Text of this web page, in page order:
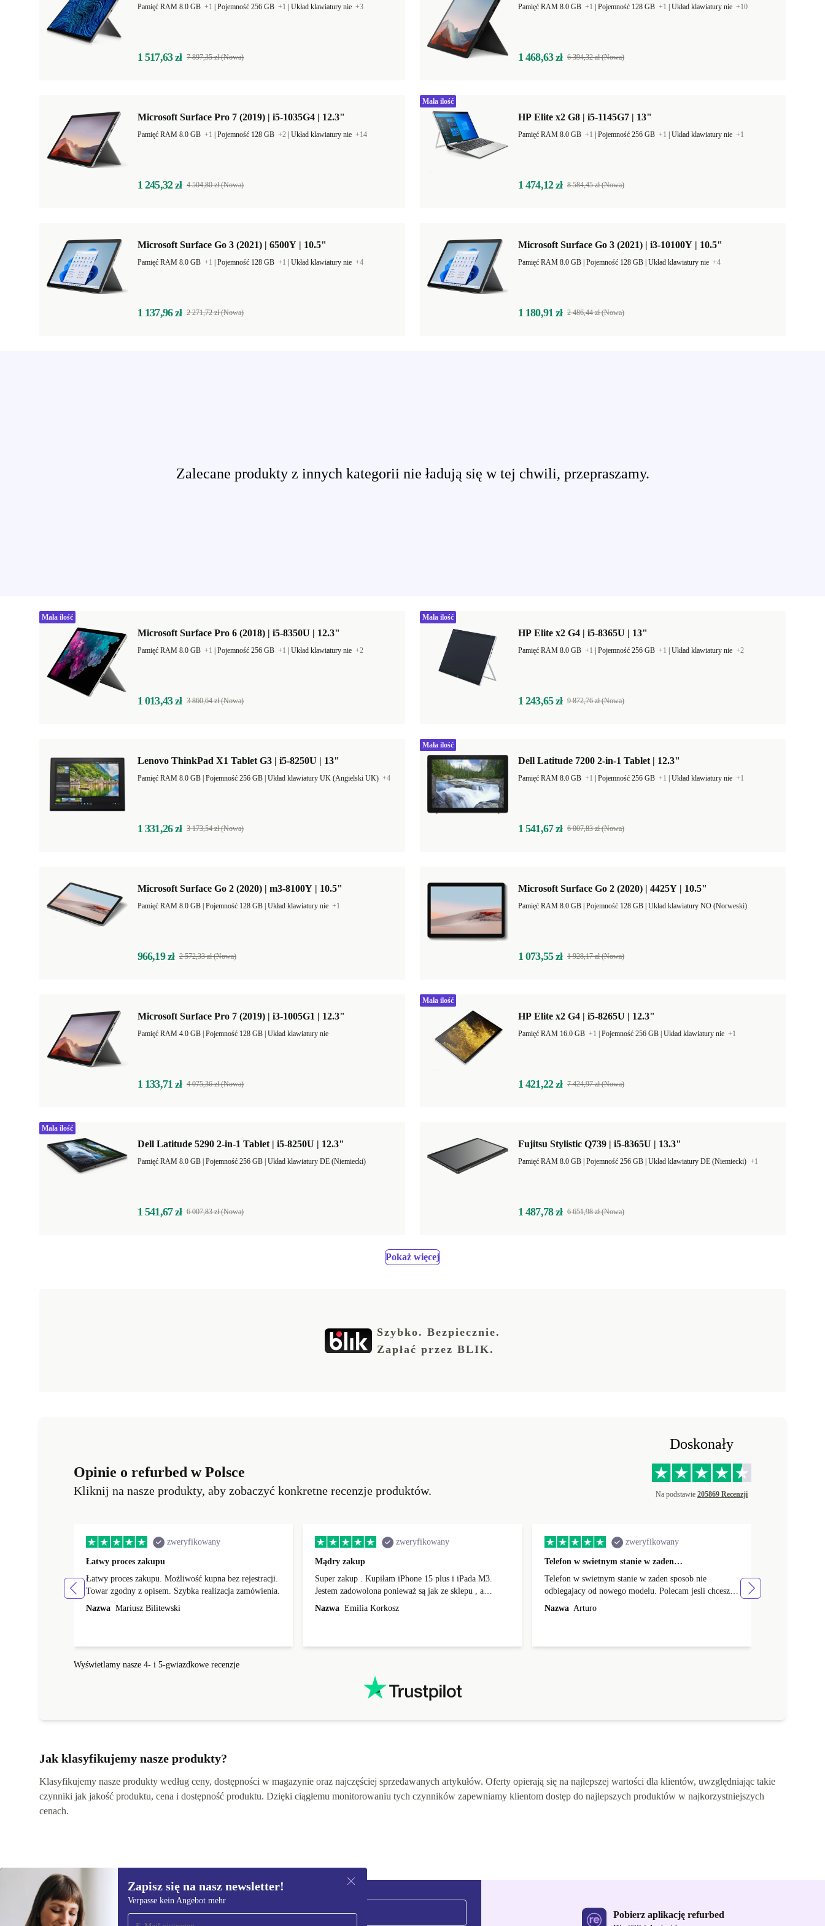
Pamięć RAM 8.0 GB +1 Pojemność 256 GB +1 Układ klawiatury nie +3
1 517,63 zł 7 897,35 zł (Nowa)
Pamięć RAM 8.0 GB +1 Pojemność 128 GB +1 Układ klawiatury nie +10
1 468,63 zł 6 394,32 zł (Nowa)
Microsoft Surface Pro 7 (2019) | i5-1035G4 | 12.3"
Pamięć RAM 8.0 GB +1 Pojemność 128 GB +2 Układ klawiatury nie +14
1 245,32 zł 4 504,80 zł (Nowa)
HP Elite x2 G8 | i5-1145G7 | 13"
Pamięć RAM 8.0 GB +1 Pojemność 256 GB +1 Układ klawiatury nie +1
1 474,12 zł 8 584,45 zł (Nowa)
Mała ilość
Microsoft Surface Go 3 (2021) | 6500Y | 10.5"
Pamięć RAM 8.0 GB +1 Pojemność 128 GB +1 Układ klawiatury nie +4
1 137,96 zł 2 271,72 zł (Nowa)
Microsoft Surface Go 3 (2021) | i3-10100Y | 10.5"
Układ klawiatury nie +4
1 180,91 zł 2 486,44 zł (Nowa)
Zalecane produkty z innych kategorii nie ładują się w tej chwili, przepraszamy.
Microsoft Surface Pro 6 (2018) | i5-8350U | 12.3"
Pamięć RAM 8.0 GB +1 Pojemność 256 GB +1 Układ klawiatury nie +2
1 013,43 zł 3 860,64 zł (Nowa)
Mała ilość
HP Elite x2 G4 | i5-8365U | 13"
Pamięć RAM 8.0 GB +1 Pojemność 256 GB +1 Układ klawiatury nie +2
1 243,65 zł 9 872,76 zł (Nowa)
Mała ilość
Lenovo ThinkPad X1 Tablet G3 | i5-8250U | 13"
Układ klawiatury UK (Angielski UK) +4
1 331,26 zł 3 173,54 zł (Nowa)
Dell Latitude 7200 2-in-1 Tablet | 12.3"
Pamięć RAM 8.0 GB +1 Pojemność 256 GB +1 Układ klawiatury nie +1
1 541,67 zł 6 007,83 zł (Nowa)
Mała ilość
Microsoft Surface Go 2 (2020) | m3-8100Y | 10.5"
Układ klawiatury nie +1
966,19 zł 2 572,33 zł (Nowa)
Microsoft Surface Go 2 (2020) | 4425Y | 10.5"
Układ klawiatury NO (Norweski)
1 073,55 zł 1 928,17 zł (Nowa)
Microsoft Surface Pro 7 (2019) | i3-1005G1 | 12.3"
Układ klawiatury nie
1 133,71 zł 4 075,36 zł (Nowa)
HP Elite x2 G4 | i5-8265U | 12.3"
Pamięć RAM 16.0 GB +1 Układ klawiatury nie +1
1 421,22 zł 7 424,97 zł (Nowa)
Mała ilość
Dell Latitude 5290 2-in-1 Tablet | i5-8250U | 12.3"
Układ klawiatury DE (Niemiecki)
1 541,67 zł 6 007,83 zł (Nowa)
Mała ilość
Fujitsu Stylistic Q739 | i5-8365U | 13.3"
Układ klawiatury DE (Niemiecki) +1
1 487,78 zł 6 651,98 zł (Nowa)
Pokaż więcej
Szybko. Bezpiecznie.
Zapłać przez BLIK.
Opinie o refurbed w Polsce
Kliknij na nasze produkty, aby zobaczyć konkretne recenzje produktów.
Doskonały
Na podstawie 205869 Recenzji
zweryfikowany
Łatwy proces zakupu
Łatwy proces zakupu. Możliwość kupna bez rejestracji.
Towar zgodny z opisem. Szybka realizacja zamówienia.
Nazwa Mariusz Bilitewski
zweryfikowany
Mądry zakup
Super zakup . Kupiłam iPhone 15 plus i iPada M3.
Jestem zadowolona ponieważ są jak ze sklepu , a
zaoszczędziłam trochę pieniędzy. Szybka wysyłka ,
Nazwa Emilia Korkosz
zweryfikowany
Telefon w swietnym stanie w zaden…
Telefon w swietnym stanie w zaden sposob nie
odbiegajacy od nowego modelu. Polecam jesli chcesz
miec telefon w doskonalym stanie nie przeplacajac
Nazwa Arturo
Wyświetlamy nasze 4- i 5-gwiazdkowe recenzje
Jak klasyfikujemy nasze produkty?
Klasyfikujemy nasze produkty według ceny, dostępności w magazynie oraz najczęściej sprzedawanych artykułów. Oferty opierają się na najlepszej wartości dla klientów, uwzględniając takie
czynniki jak jakość produktu, cena i dostępność produktu. Dzięki ciągłemu monitorowaniu tych czynników zapewniamy klientom dostęp do najlepszych produktów w najkorzystniejszych
cenach.
Zapisz się na nasz newsletter!
Verpasse kein Angebot mehr
Zapisz się na nasz Pobierz aplikację refurbed